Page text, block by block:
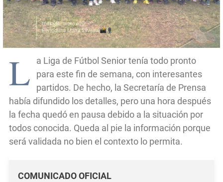
L
a Liga de Fútbol Senior tenía todo pronto
para este fin de semana, con interesantes
partidos. De hecho, la Secretaría de Prensa
había difundido los detalles, pero una hora después
la fecha quedó en pausa debido a la situación por
todos conocida. Queda al pie la información porque
será validada no bien el contexto lo permita.
COMUNICADO OFICIAL